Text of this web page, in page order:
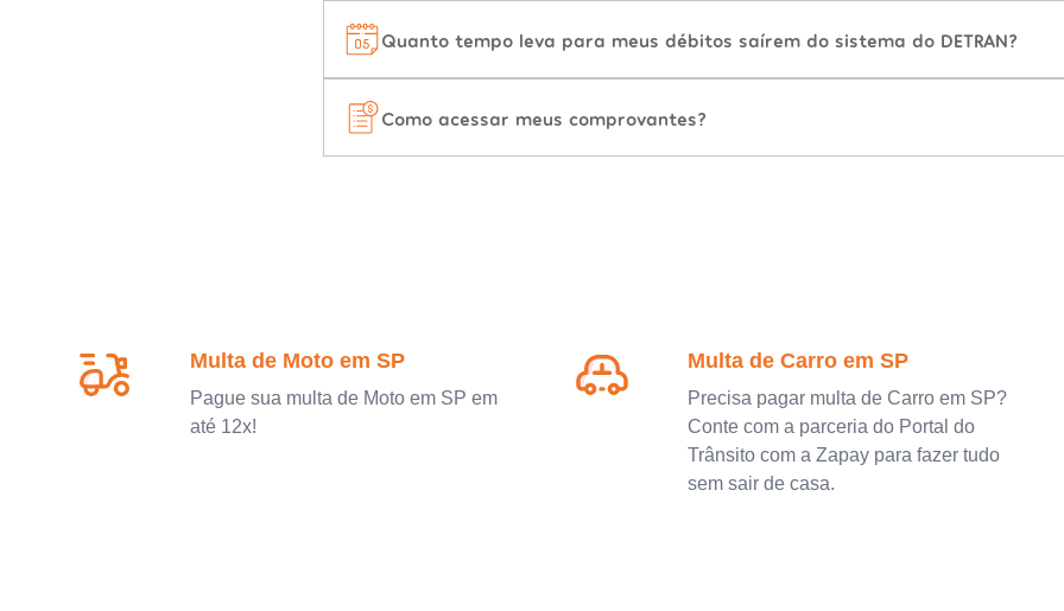
Quanto tempo leva para meus débitos saírem do sistema do DETRAN?
Como acessar meus comprovantes?
Multa de Moto em SP
Pague sua multa de Moto em SP em
até 12x!
Multa de Carro em SP
Precisa pagar multa de Carro em SP?
Conte com a parceria do Portal do
Trânsito com a Zapay para fazer tudo
sem sair de casa.